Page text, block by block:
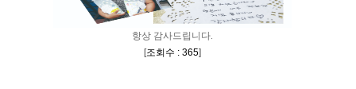
항상 감사드립니다.
[조회수 : 365]